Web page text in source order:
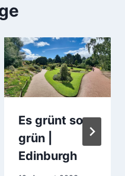
Es grünt so
grün |
Edinburgh